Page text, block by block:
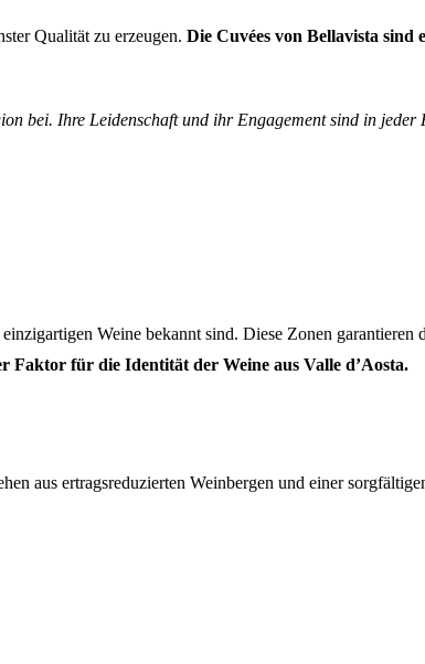
Qualität zu erzeugen. Die Cuvées von Bellavista sind
bei. Ihre Leidenschaft und ihr Engagement sind in jeder
Weine bekannt sind. Diese Zonen garantieren
Faktor für die Identität der Weine aus Valle d’Aosta.
aus ertragsreduzierten Weinbergen und einer